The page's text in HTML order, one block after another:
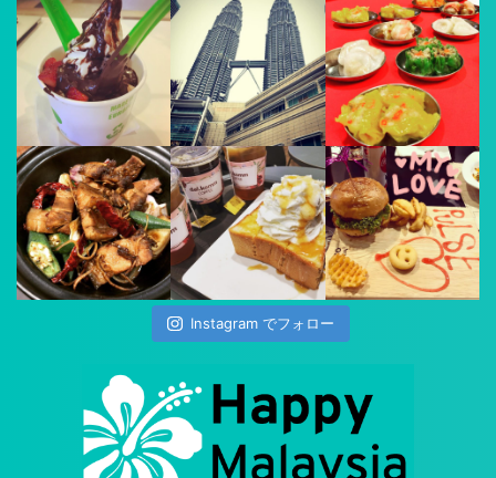
Instagram でフォロー